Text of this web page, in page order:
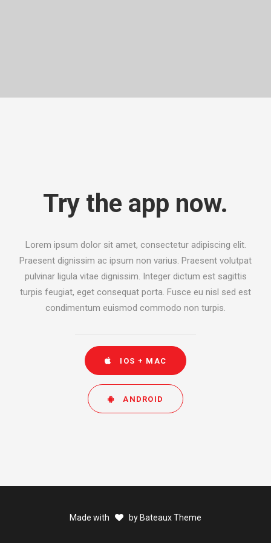
Try the app now.
Lorem ipsum dolor sit amet, consectetur adipiscing elit.
Praesent dignissim ac ipsum non varius. Praesent volutpat
pulvinar ligula vitae dignissim. Integer dictum est sagittis
turpis feugiat, eget consequat porta. Fusce eu nisl sed est
condimentum euismod commodo non turpis.
IOS + MAC
ANDROID
Made with by Bateaux Theme